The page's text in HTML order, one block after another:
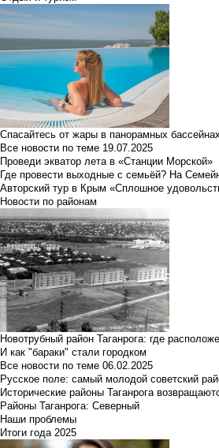
Спасайтесь от жары в панорамных
Все новости по теме 19.07.2025
Проведи экватор лета в «Станции Морской»
Где провести выходные с семьёй? На
Авторский тур в Крым «Сплошное
Новости по районам
Новотрубный район Таганрога: где
И как "бараки" стали городком
Все новости по теме 06.02.2025
Русское поле: самый молодой советский
Исторические районы Таганрога
Районы Таганрога: Северный
Наши проблемы
Итоги года 2025